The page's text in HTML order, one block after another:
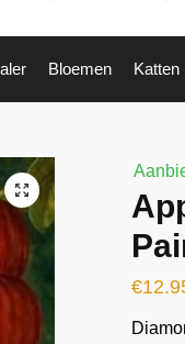
Bloemen Katten
🔍
€